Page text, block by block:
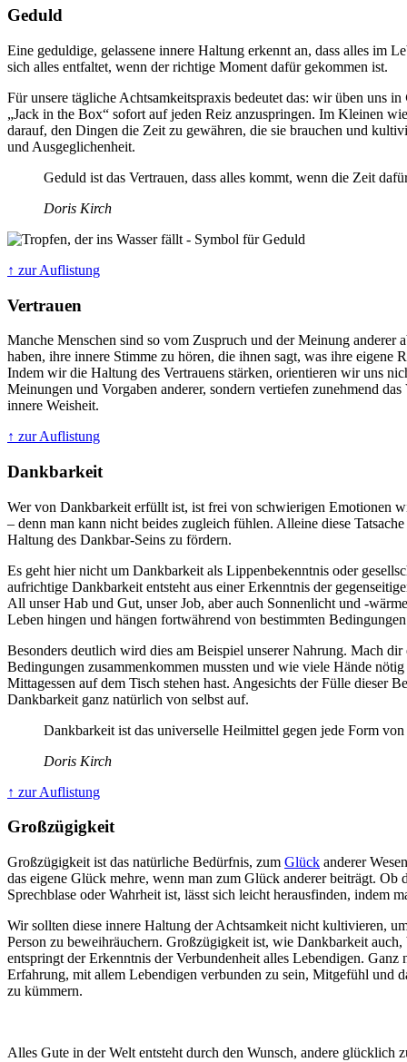
Geduld
Eine geduldige, gelassene innere Haltung erkennt an, dass alles im
sich alles entfaltet, wenn der richtige Moment dafür gekommen ist.
Für unsere tägliche Achtsamkeitspraxis bedeutet das: wir üben uns in
„Jack in the Box“ sofort auf jeden Reiz anzuspringen. Im Kleinen
darauf, den Dingen die Zeit zu gewähren, die sie brauchen und
und Ausgeglichenheit.
Geduld ist das Vertrauen, dass alles kommt, wenn die Zeit
Doris Kirch
↑ zur Auflistung
Vertrauen
Manche Menschen sind so vom Zuspruch und der Meinung anderer
haben, ihre innere Stimme zu hören, die ihnen sagt, was ihre eigene
Indem wir die Haltung des Vertrauens stärken, orientieren wir uns
Meinungen und Vorgaben anderer, sondern vertiefen zunehmend das
innere Weisheit.
↑ zur Auflistung
Dankbarkeit
Wer von Dankbarkeit erfüllt ist, ist frei von schwierigen Emotionen
– denn man kann nicht beides zugleich fühlen. Alleine diese
Haltung des Dankbar-Seins zu fördern.
Es geht hier nicht um Dankbarkeit als Lippenbekenntnis oder
aufrichtige Dankbarkeit entsteht aus einer Erkenntnis der
All unser Hab und Gut, unser Job, aber auch Sonnenlicht und -
Leben hingen und hängen fortwährend von bestimmten
Besonders deutlich wird dies am Beispiel unserer Nahrung. Mach
Bedingungen zusammenkommen mussten und wie viele Hände
Mittagessen auf dem Tisch stehen hast. Angesichts der Fülle dieser
Dankbarkeit ganz natürlich von selbst auf.
Dankbarkeit ist das universelle Heilmittel gegen jede Form von
Doris Kirch
↑ zur Auflistung
Großzügigkeit
Großzügigkeit ist das natürliche Bedürfnis, zum Glück anderer
das eigene Glück mehre, wenn man zum Glück anderer beiträgt. Ob
Sprechblase oder Wahrheit ist, lässt sich leicht herausfinden, indem
Wir sollten diese innere Haltung der Achtsamkeit nicht kultivieren,
Person zu beweihräuchern. Großzügigkeit ist, wie Dankbarkeit
entspringt der Erkenntnis der Verbundenheit alles Lebendigen. Ganz
Erfahrung, mit allem Lebendigen verbunden zu sein, Mitgefühl und
zu kümmern.
Alles Gute in der Welt entsteht durch den Wunsch, andere glücklich